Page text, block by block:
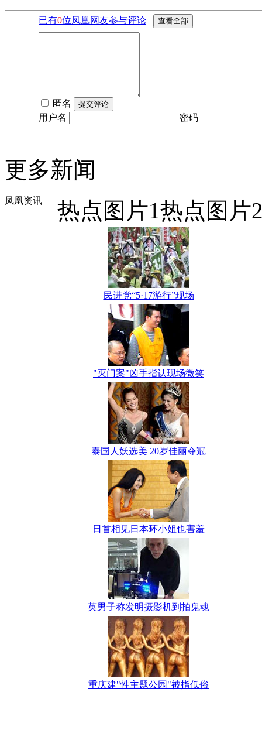
已有0位凤凰网友参与评论
匿名
用户名
密码
更多新闻
凤凰资讯 热点图片1热点图片
民进党“5·17游行”现场
"灭门案"凶手指认现场微笑
泰国人妖选美 20岁佳丽夺冠
日首相见日本环小姐也害羞
英男子称发明摄影机到拍鬼魂
重庆建"性主题公园"被指低俗